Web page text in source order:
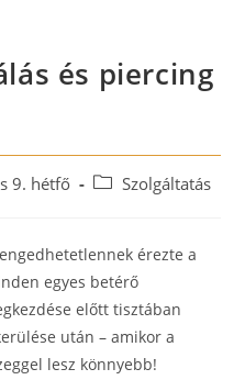
és piercing
9. hétfő
PostSzolgáltatás
érezte a
egyes betérő
előtt tisztában
után – amikor a
lesz könnyebb!